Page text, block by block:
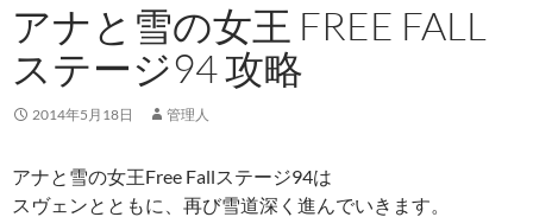
アナと雪の女王 FREE FALL
ステージ94 攻略
2014年5月18日 管理人
アナと雪の女王Free Fallステージ94は
スヴェンとともに、再び雪道深く進んでいきます。